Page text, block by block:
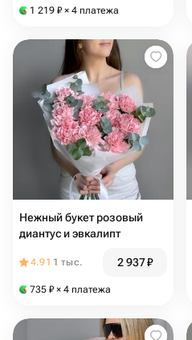
1 219 ₽ × 4 платежа
Нежный букет розовый
диантус и эвкалипт
4.91 1 тыс. 2 937₽
735 ₽ × 4 платежа